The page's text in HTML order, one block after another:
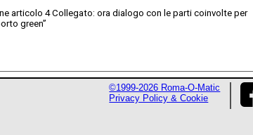
articolo 4 Collegato: ora dialogo con le parti coinvolte per
green”
©1999-2026 Roma-O-Matic
Privacy Policy & Cookie